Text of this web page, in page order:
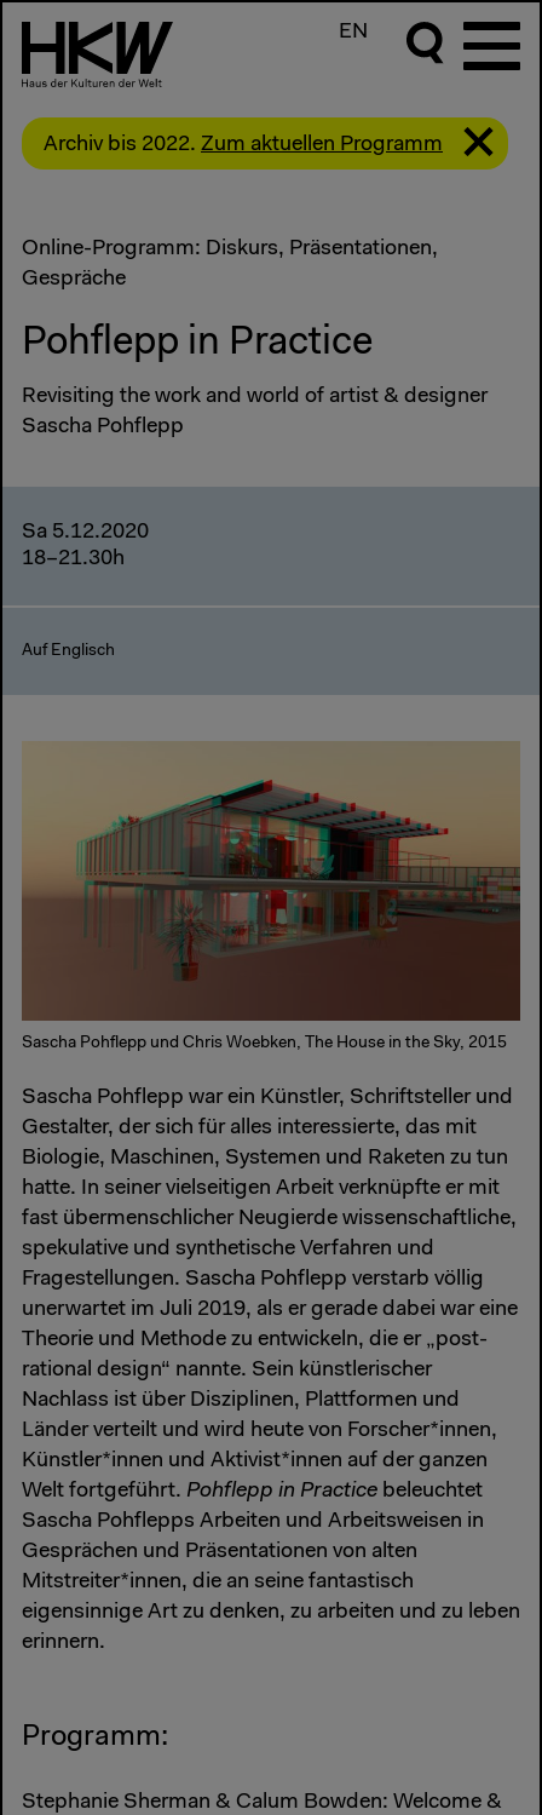
EN
Archiv bis 2022. Zum aktuellen Programm
Online-Programm: Diskurs, Präsentationen,
Gespräche
Pohflepp in Practice
Revisiting the work and world of artist & designer
Sascha Pohflepp
Sa 5.12.2020
18–21.30h
Auf Englisch
Sascha Pohflepp und Chris Woebken, The House in the Sky, 2015
Sascha Pohflepp war ein Künstler, Schriftsteller und
Gestalter, der sich für alles interessierte, das mit
Biologie, Maschinen, Systemen und Raketen zu tun
hatte. In seiner vielseitigen Arbeit verknüpfte er mit
fast übermenschlicher Neugierde wissenschaftliche,
spekulative und synthetische Verfahren und
Fragestellungen. Sascha Pohflepp verstarb völlig
unerwartet im Juli 2019, als er gerade dabei war eine
Theorie und Methode zu entwickeln, die er „post-
rational design“ nannte. Sein künstlerischer
Nachlass ist über Disziplinen, Plattformen und
Länder verteilt und wird heute von Forscher*innen,
Künstler*innen und Aktivist*innen auf der ganzen
Welt fortgeführt. Pohflepp in Practice beleuchtet
Sascha Pohflepps Arbeiten und Arbeitsweisen in
Gesprächen und Präsentationen von alten
Mitstreiter*innen, die an seine fantastisch
eigensinnige Art zu denken, zu arbeiten und zu leben
erinnern.
Programm:
Stephanie Sherman & Calum Bowden: Welcome &